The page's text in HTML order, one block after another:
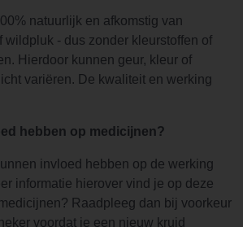
natuurlijk en afkomstig van
wildpluk - dus zonder kleurstoffen of
Hierdoor kunnen geur, kleur of
variëren. De kwaliteit en werking
hebben op medicijnen?
invloed hebben op de werking
informatie hierover vind je op deze
Raadpleeg dan bij voorkeur
voordat je een nieuw kruid